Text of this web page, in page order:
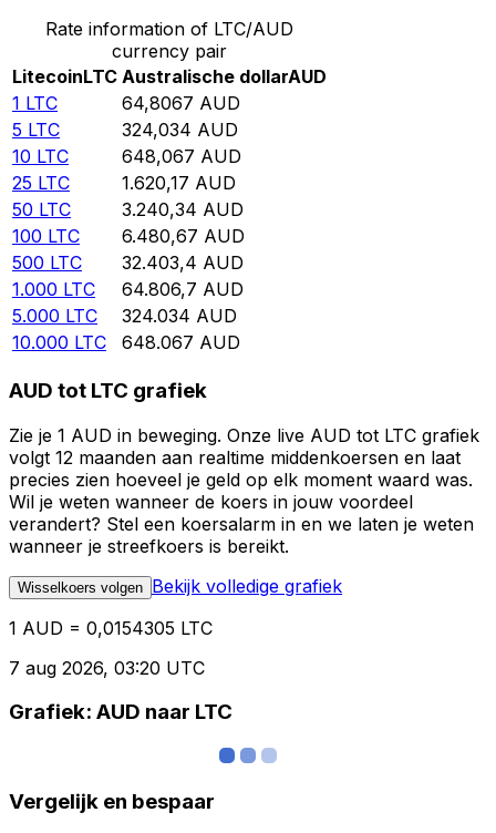
Rate information of LTC/AUD
currency pair
LitecoinLTC Australische dollarAUD
1 LTC 64,8067 AUD
5 LTC 324,034 AUD
10 LTC 648,067 AUD
25 LTC 1.620,17 AUD
50 LTC 3.240,34 AUD
100 LTC 6.480,67 AUD
500 LTC 32.403,4 AUD
1.000 LTC 64.806,7 AUD
5.000 LTC 324.034 AUD
10.000 LTC 648.067 AUD
AUD tot LTC grafiek
Zie je 1 AUD in beweging. Onze live AUD tot LTC grafiek
volgt 12 maanden aan realtime middenkoersen en laat
precies zien hoeveel je geld op elk moment waard was.
Wil je weten wanneer de koers in jouw voordeel
verandert? Stel een koersalarm in en we laten je weten
wanneer je streefkoers is bereikt.
Wisselkoers volgen Bekijk volledige grafiek
1 AUD = 0,0154305 LTC
7 aug 2026, 03:20 UTC
Grafiek: AUD naar LTC
Vergelijk en bespaar